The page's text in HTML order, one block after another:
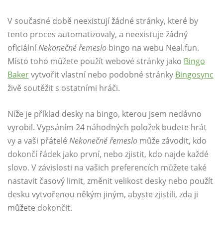
V současné době neexistují žádné stránky, které by
tento proces automatizovaly, a neexistuje žádný
oficiálníNekonečné řemeslo bingo na webu Neal.fun.
Místo toho můžete použít webové stránky jako Bingo
Bakervytvořit vlastní nebo podobné stránky Bingosync
živě soutěžit s ostatními hráči.
Níže je příklad desky na bingo, kterou jsem nedávno
vyrobil. Vypsáním 24 náhodných položek budete hrát
vy a vaši přátelé Nekonečné řemeslo může závodit, kdo
dokončí řádek jako první, nebo zjistit, kdo najde každé
slovo. V závislosti na vašich preferencích můžete také
nastavit časový limit, změnit velikost desky nebo použít
desku vytvořenou někým jiným, abyste zjistili, zda ji
můžete dokončit.